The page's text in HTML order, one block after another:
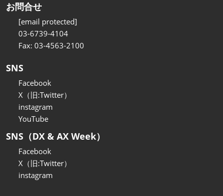
お問合せ
[email protected]
03-6739-4104
Fax: 03-4563-2100
SNS
Facebook
X（旧:Twitter）
instagram
YouTube
SNS（DX & AX Week）
Facebook
X（旧:Twitter）
instagram